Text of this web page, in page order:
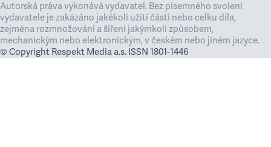
Autorská práva vykonává vydavatel. Bez písemného svolení
vydavatele je zakázáno jakékoli užití částí nebo celku díla,
zejména rozmnožování a šíření jakýmkoli způsobem,
mechanickým nebo elektronickým, v českém nebo jiném jazyce.
© Copyright Respekt Media a.s. ISSN 1801-1446